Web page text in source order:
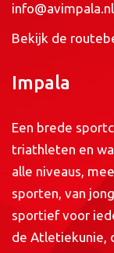
info@avimpala.nl
Bekijk de
Impala
Een brede
triathleten en
alle niveaus,
sporten, van
sportief voor
de Atletiekunie,